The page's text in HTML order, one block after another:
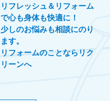
リフレッシュ＆リフォーム
で心も身体も快適に！
少しのお悩みも相談にのり
ます。
リフォームのことならリク
リーンへ